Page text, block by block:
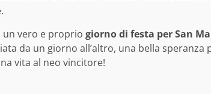
un vero e proprio giorno di festa per San
da un giorno all’altro, una bella
vita al neo vincitore!